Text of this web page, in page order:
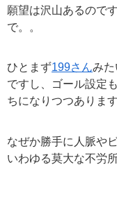
願望は沢山あるので
で。。
ひとまず199さんみた
ですし、ゴール設定
ちになりつつあります
なぜか勝手に人脈や
いわゆる莫大な不労